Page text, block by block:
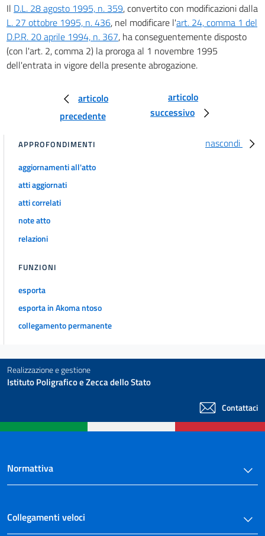
90
Il D.L. 28 agosto 1995, n. 359, convertito con modificazioni dalla
L. 27 ottobre 1995, n. 436, nel modificare l'art. 24, comma 1 del
D.P.R. 20 aprile 1994, n. 367, ha conseguentemente disposto
(con l'art. 2, comma 2) la proroga al 1 novembre 1995
dell'entrata in vigore della presente abrogazione.
articolo
precedente
articolo
successivo
nascondi
APPROFONDIMENTI
aggiornamenti all'atto
atti aggiornati
atti correlati
note atto
relazioni
FUNZIONI
esporta
esporta in Akoma ntoso
collegamento permanente
Realizzazione e gestione
Istituto Poligrafico e Zecca dello Stato
Contattaci
Normattiva
Collegamenti veloci